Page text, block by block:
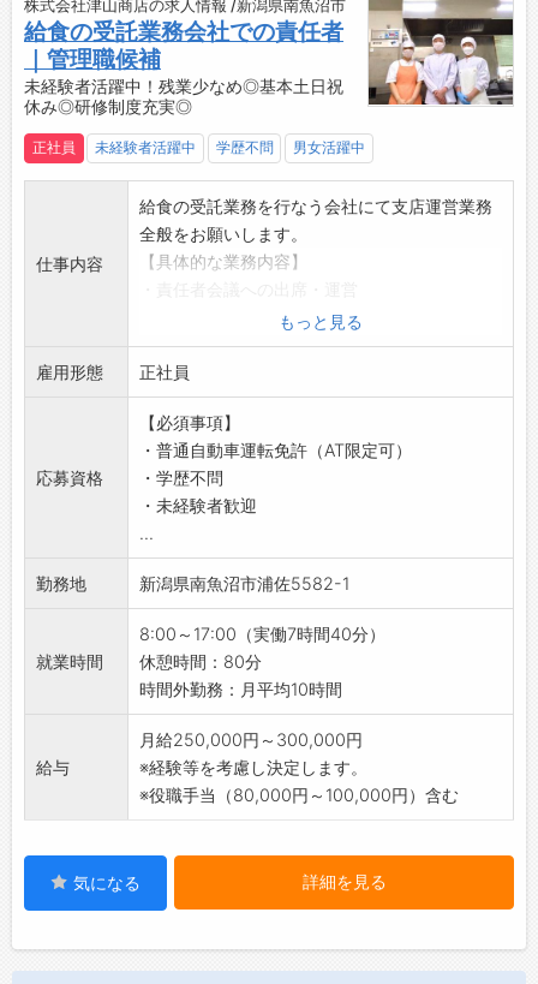
◎結果説明の際に、お客様にとって役立つ少し
先の話をするよう心掛けています！
↓
17:45：終礼・帰宅
・翌日のスケジュールを確認
【やりがい】
・日産の顔として、お客様と信頼関係を築く大
きな喜びと、お客様の安全なカーライフを支え
るやりがいがあります！
・お客様が快適なカーライフを送ることができ
るよう様々な部品や商品を提案し、お客様が笑
・様々な車の特徴を知る面白さを感じられます
【ステップアップ】
・自分からも話しかけやすく、わからない整備
・困っているときなどしっかりサポートしてく
れるので、安心して作業できます！
・成長速度に合わせて仕事を任せてくれるの
で、日々成長できます♪
【研修制度】
・日産資格取得のための社内研修
・サービス研修
・メーカー研修
・IT研修
・配転者研修
【資格取得支援制度あり！】
・資格取得費用は全額会社負担！
・資格取得時に取得一時金20,000円～30,000
【職場の雰囲気】
株式会社津山商店の求人情報 /新潟県南魚沼市
給食の受託業務会社での責任者
｜管理職候補
未経験者活躍中！残業少なめ◎基本土日祝
休み◎研修制度充実◎
正社員 未経験者活躍中 学歴不問 男女活躍中
仕事内容
給食の受託業務を行なう会社にて支店運営業務
全般をお願いします。
【具体的な業務内容】
・求職者の面接対応、採用活動全般
・現場サポート（原価管理や折衝業務など）
※業務内容は多岐に及びますが、丁寧に指導し
ますのでご安心ください！
【働き方】
・残業は月平均10時間
・年次有給休暇の他に、子どもの看護休暇、介
護休暇を設けています。
・育児休業取得実績あり
【転勤について】
・新潟県内での転勤の可能性があります。
ます。
【求める人物像】
・福祉貢献、利用者に喜ばれる食事への関心が
ある方
・高齢化社会が進む現代で、責任と熱意をもっ
て取り組める方
度の高い、非常に価値のある仕事だと誇りを持
います！
もっと見る
雇用形態 正社員
応募資格
【必須事項】
・普通自動車運転免許（AT限定可）
・学歴不問
・未経験者歓迎
...
勤務地 新潟県南魚沼市浦佐5582-1
就業時間
8:00～17:00（実働7時間40分）
休憩時間：80分
時間外勤務：月平均10時間
給与
月給250,000円～300,000円
※経験等を考慮し決定します。
※役職手当（80,000円～100,000円）含む
気になる 詳細を見る